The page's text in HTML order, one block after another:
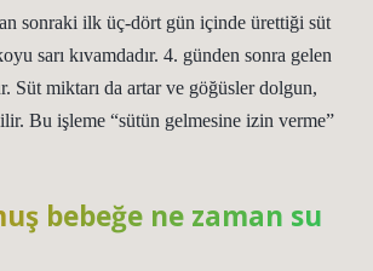
sonraki ilk üç-dört gün içinde ürettiği süt
sarı kıvamdadır. 4. günden sonra gelen
Süt miktarı da artar ve göğüsler dolgun,
Bu işleme “sütün gelmesine izin verme”
bebeğe ne zaman su